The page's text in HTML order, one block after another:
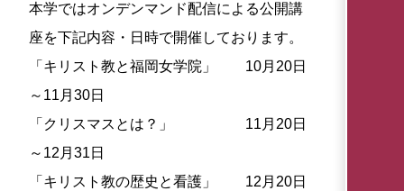
本学ではオンデンマンド配信による公開講
座を下記内容・日時で開催しております。
「キリスト教と福岡女学院」 10月20日
～11月30日
「クリスマスとは？」 11月20日
～12月31日
「キリスト教の歴史と看護」 12月20日